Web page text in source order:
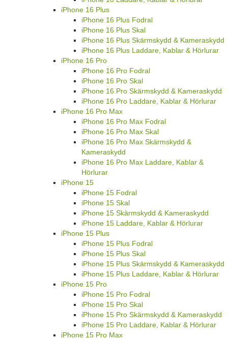
iPhone 16 Plus
iPhone 16 Plus Fodral
iPhone 16 Plus Skal
iPhone 16 Plus Skärmskydd & Kameraskydd
iPhone 16 Plus Laddare, Kablar & Hörlurar
iPhone 16 Pro
iPhone 16 Pro Fodral
iPhone 16 Pro Skal
iPhone 16 Pro Skärmskydd & Kameraskydd
iPhone 16 Pro Laddare, Kablar & Hörlurar
iPhone 16 Pro Max
iPhone 16 Pro Max Fodral
iPhone 16 Pro Max Skal
iPhone 16 Pro Max Skärmskydd &
Kameraskydd
iPhone 16 Pro Max Laddare, Kablar &
Hörlurar
iPhone 15
iPhone 15 Fodral
iPhone 15 Skal
iPhone 15 Skärmskydd & Kameraskydd
iPhone 15 Laddare, Kablar & Hörlurar
iPhone 15 Plus
iPhone 15 Plus Fodral
iPhone 15 Plus Skal
iPhone 15 Plus Skärmskydd & Kameraskydd
iPhone 15 Plus Laddare, Kablar & Hörlurar
iPhone 15 Pro
iPhone 15 Pro Fodral
iPhone 15 Pro Skal
iPhone 15 Pro Skärmskydd & Kameraskydd
iPhone 15 Pro Laddare, Kablar & Hörlurar
iPhone 15 Pro Max